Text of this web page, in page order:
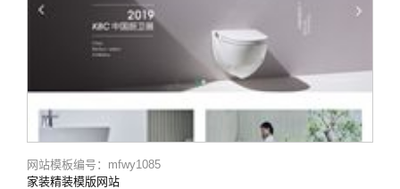
网站模板编号：mfwy1085
家装精装模版网站